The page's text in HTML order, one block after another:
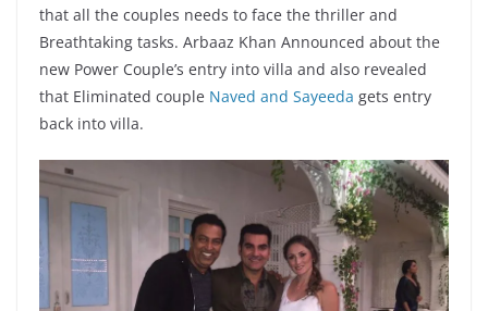
that all the couples needs to face the thriller and
Breathtaking tasks. Arbaaz Khan Announced about the
new Power Couple’s entry into villa and also revealed
that Eliminated couple Naved and Sayeeda gets entry
back into villa.